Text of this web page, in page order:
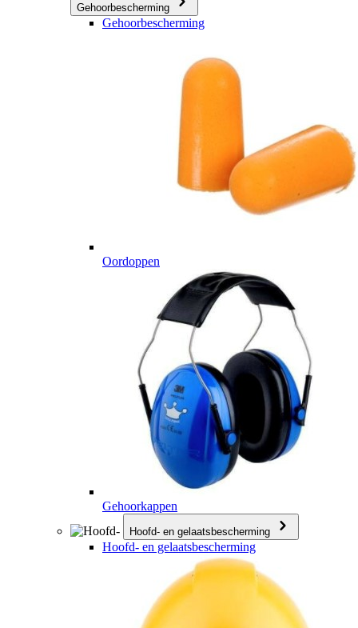
Gehoorbescherming
Gehoorbescherming
Oordoppen
Gehoorkappen
Hoofd- en gelaatsbescherming
Hoofd- en gelaatsbescherming